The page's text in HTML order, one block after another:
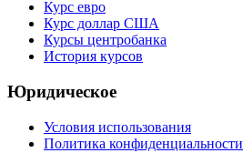
Курс евро
Курс доллар США
Курсы центробанка
История курсов
Юридическое
Условия использования
Политика конфиденциальности